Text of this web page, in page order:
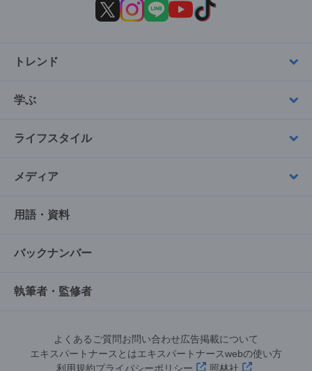
トレンド
学ぶ
ライフスタイル
メディア
用語・資料
バックナンバー
執筆者・監修者
よくあるご質問お問い合わせ広告掲載について
エキスパートナースとはエキスパートナースwebの使い方
利用規約プライバシーポリシー 照林社